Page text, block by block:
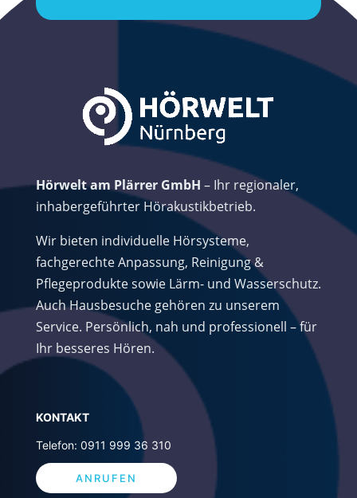
Hörwelt am Plärrer GmbH – Ihr regionaler,
inhabergeführter Hörakustikbetrieb.
Wir bieten individuelle Hörsysteme,
fachgerechte Anpassung, Reinigung &
Pflegeprodukte sowie Lärm- und Wasserschutz.
Auch Hausbesuche gehören zu unserem
Service. Persönlich, nah und professionell – für
Ihr besseres Hören.
KONTAKT
Telefon: 0911 999 36 310
ANRUFEN